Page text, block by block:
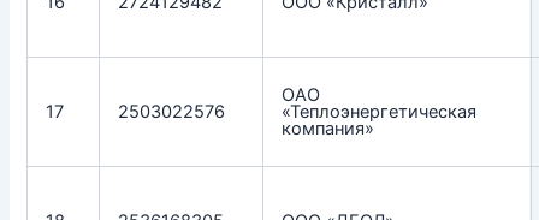
17 2503022576
ОАО
«Теплоэнергетическая
компания»